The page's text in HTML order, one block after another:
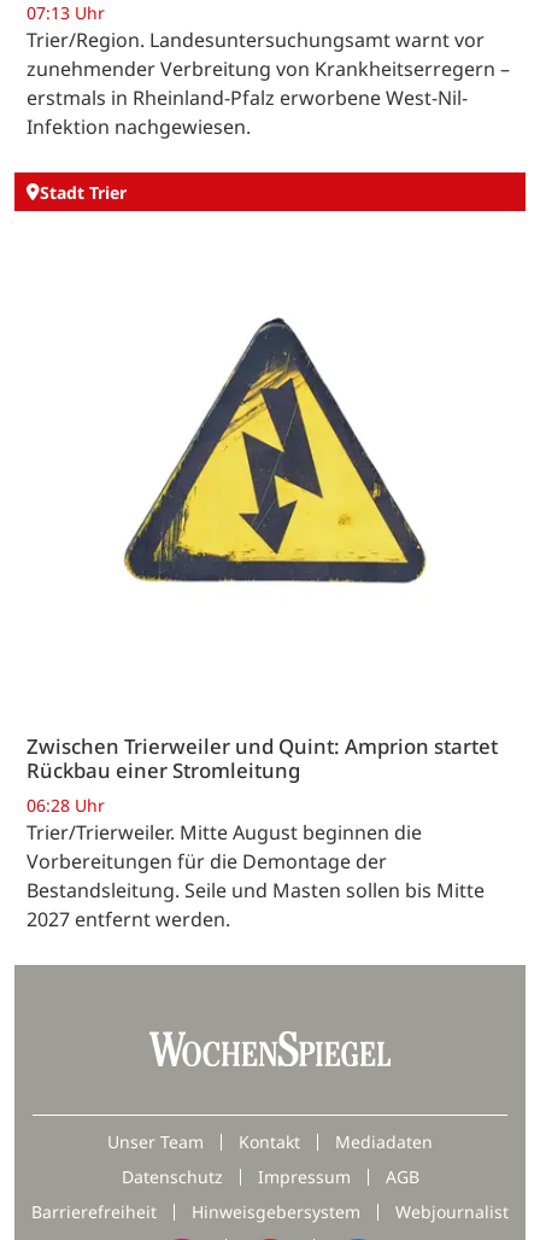
07:13 Uhr
Trier/Region. Landesuntersuchungsamt warnt vor
zunehmender Verbreitung von Krankheitserregern –
erstmals in Rheinland-Pfalz erworbene West-Nil-
Infektion nachgewiesen.
Stadt Trier
Zwischen Trierweiler und Quint: Amprion startet
Rückbau einer Stromleitung
06:28 Uhr
Trier/Trierweiler. Mitte August beginnen die
Vorbereitungen für die Demontage der
Bestandsleitung. Seile und Masten sollen bis Mitte
2027 entfernt werden.
Unser Team Kontakt
Mediadaten
Datenschutz
Impressum
AGB
Barrierefreiheit
Hinweisgebersystem Webjournalist